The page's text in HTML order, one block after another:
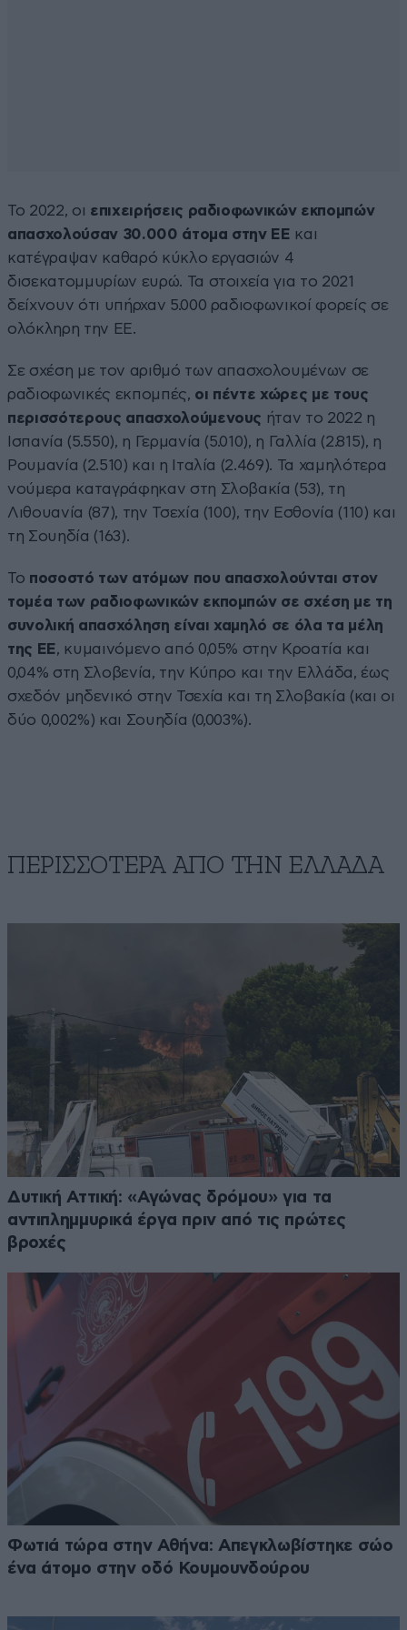
Το 2022, οι επιχειρήσεις ραδιοφωνικών εκπομπών
απασχολούσαν 30.000 άτομα στην ΕΕ και
κατέγραψαν καθαρό κύκλο εργασιών 4
δισεκατομμυρίων ευρώ. Τα στοιχεία για το 2021
δείχνουν ότι υπήρχαν 5.000 ραδιοφωνικοί φορείς σε
ολόκληρη την ΕΕ.
Σε σχέση με τον αριθμό των απασχολουμένων σε
ραδιοφωνικές εκπομπές, οι πέντε χώρες με τους
περισσότερους απασχολούμενους ήταν το 2022 η
Ισπανία (5.550), η Γερμανία (5.010), η Γαλλία (2.815), η
Ρουμανία (2.510) και η Ιταλία (2.469). Τα χαμηλότερα
νούμερα καταγράφηκαν στη Σλοβακία (53), τη
Λιθουανία (87), την Τσεχία (100), την Εσθονία (110) και
τη Σουηδία (163).
Το ποσοστό των ατόμων που απασχολούνται στον
τομέα των ραδιοφωνικών εκπομπών σε σχέση με τη
συνολική απασχόληση είναι χαμηλό σε όλα τα μέλη
της ΕΕ, κυμαινόμενο από 0,05% στην Κροατία και
0,04% στη Σλοβενία, την Κύπρο και την Ελλάδα, έως
σχεδόν μηδενικό στην Τσεχία και τη Σλοβακία (και οι
δύο 0,002%) και Σουηδία (0,003%).
ΠΕΡΙΣΣΟΤΕΡΑ ΑΠΟ ΤΗΝ ΕΛΛΑΔΑ
Δυτική Αττική: «Αγώνας δρόμου» για τα
αντιπλημμυρικά έργα πριν από τις πρώτες
βροχές
Φωτιά τώρα στην Αθήνα: Απεγκλωβίστηκε σώο
ένα άτομο στην οδό Κουμουνδούρου